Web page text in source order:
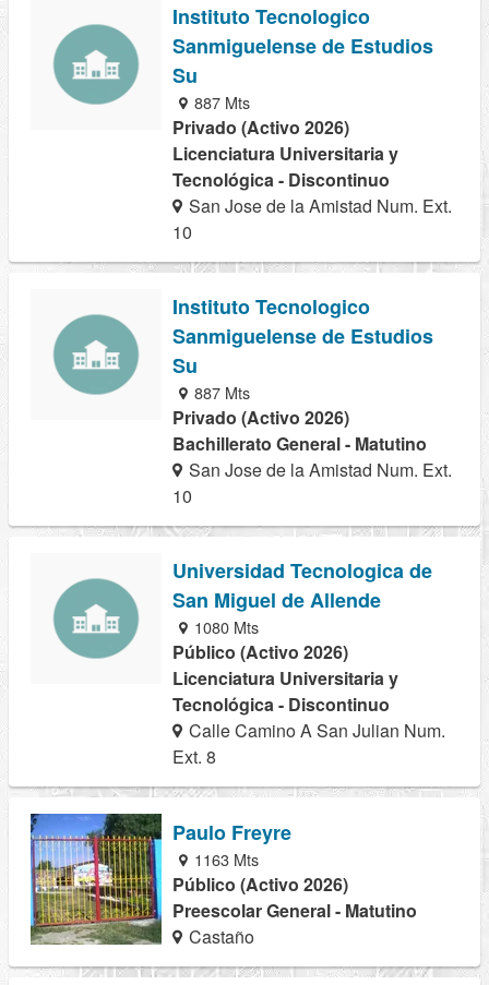
Instituto Tecnologico
Sanmiguelense de Estudios
Su
887 Mts
Privado (Activo 2026)
Licenciatura Universitaria y
Tecnológica - Discontinuo
San Jose de la Amistad Num. Ext.
10
Instituto Tecnologico
Sanmiguelense de Estudios
Su
887 Mts
Privado (Activo 2026)
Bachillerato General - Matutino
San Jose de la Amistad Num. Ext.
10
Universidad Tecnologica de
San Miguel de Allende
1080 Mts
Público (Activo 2026)
Licenciatura Universitaria y
Tecnológica - Discontinuo
Calle Camino A San Julian Num.
Ext. 8
Paulo Freyre
1163 Mts
Público (Activo 2026)
Preescolar General - Matutino
Castaño